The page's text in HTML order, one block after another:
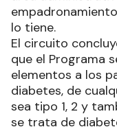
lo tiene.
El circuito
que el Programa
elementos a los
diabetes, de
sea tipo 1, 2 y
se trata de